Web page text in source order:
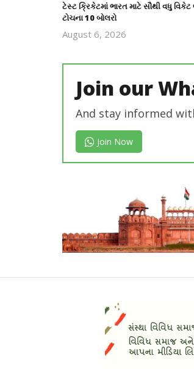
ટેસ્ટ ક્રિકેટમાં ભારત માટે સૌથી વધુ વિકેટ
ટોચના 10 બોલરો
August 6, 2026
Join our
And stay informed
Join Now